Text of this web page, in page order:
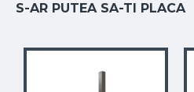
S-AR PUTEA SA-TI PLACA